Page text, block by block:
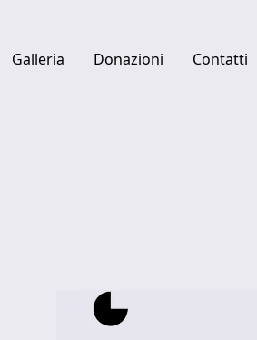
Galleria Donazioni Contatti